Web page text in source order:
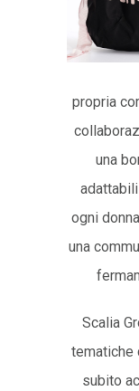
propria
una
ogni
una
Scalia
tematiche
subito